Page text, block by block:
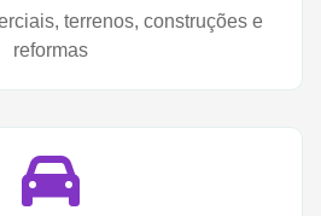
terrenos, construções e
reformas